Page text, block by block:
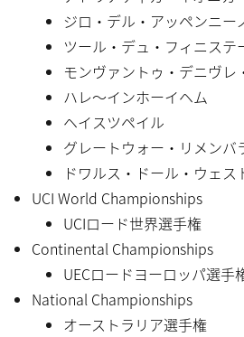
ジロ・デル・アッペンニー
ツール・デュ・フィニステ
モンヴァントゥ・デニヴレ
ハレ〜インホーイヘム
ヘイスツペイル
グレートウォー・リメンバ
ドワルス・ドール・ウェス
UCI World Championships
UCIロード世界選手権
Continental Championships
UECロードヨーロッパ選手
National Championships
オーストラリア選手権